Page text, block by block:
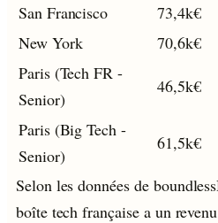
San Francisco 73,4k€
New York 70,6k€
Paris (Tech FR -
Senior)
46,5k€
Paris (Big Tech -
Senior)
61,5k€
Selon les données de
boîte tech française a un